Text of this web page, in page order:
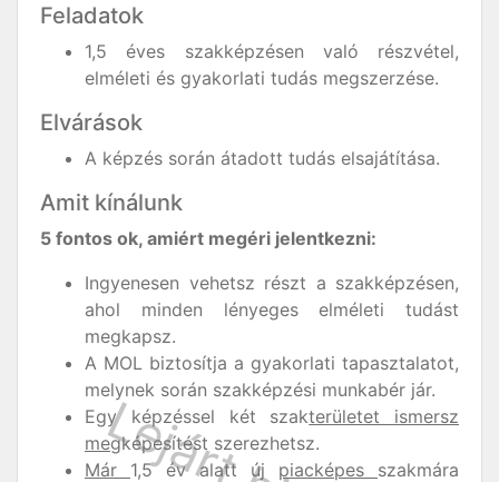
Feladatok
1,5 éves szakképzésen való részvétel,
elméleti és gyakorlati tudás megszerzése.
Elvárások
A képzés során átadott tudás elsajátítása.
Amit kínálunk
5 fontos ok, amiért megéri jelentkezni:
Ingyenesen vehetsz részt a szakképzésen,
ahol minden lényeges elméleti tudást
megkapsz.
A MOL biztosítja a gyakorlati tapasztalatot,
melynek során szakképzési munkabér jár.
Egy képzéssel két szakterületet ismersz
megképesítést szerezhetsz.
Már 1,5 év alatt új piacképes szakmára